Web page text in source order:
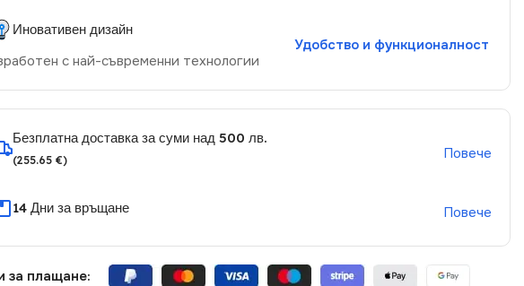
Иновативен дизайн
с най-съвременни технологии
Удобство и функционалност
Безплатна доставка за суми над 500 лв.
(255.65 €) Повече
14 Дни за връщане Повече
за плащане: